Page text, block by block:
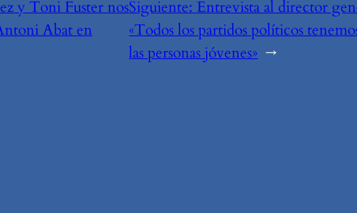
y Toni Fuster nos
Abat en
Siguiente:Entrevista al director
«Todos los partidos políticos
las personas jóvenes» →